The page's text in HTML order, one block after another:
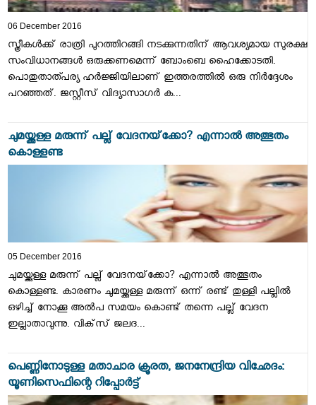
06 December 2016
സ്ത്രീകള്‍ക്ക് രാത്രി പുറത്തിറങ്ങി നടക്കുന്നതിന് ആവശ്യമായ സുരക്ഷ
സംവിധാനങ്ങള്‍ ഒരുക്കണമെന്ന് ബോംബെ ഹൈക്കോടതി.
പൊതുതാത്പര്യ ഹര്‍ജ്ജിയിലാണ് ഇത്തരത്തില്‍ ഒരു നിര്‍ദ്ദേശം
പറഞ്ഞത്. ജസ്റ്റീസ് വിദ്യാസാഗര്‍ ക...
ചുമയ്ക്കുള്ള മരുന്ന് പല്ല് വേദനയ്‌ക്കോ? എന്നാല്‍ അത്ഭുതം
കൊള്ളണ്ട
05 December 2016
ചുമയ്ക്കുള്ള മരുന്ന് പല്ല് വേദനയ്‌ക്കോ? എന്നാല്‍ അത്ഭുതം
കൊള്ളണ്ട. കാരണം ചുമയ്ക്കുള്ള മരുന്ന് ഒന്ന് രണ്ട് തുള്ളി പല്ലില്‍
ഒഴിച്ച് നോക്കൂ അല്‍പ സമയം കൊണ്ട് തന്നെ പല്ല് വേദന
ഇല്ലാതാവുന്നു. വിക്‌സ് ജലദ...
പെണ്ണിനോടുള്ള മതാചാര ക്രൂരത, ജനനേന്ദ്രിയ വിഛേദം:
യൂണിസെഫിന്റെ റിപ്പോര്‍ട്ട്